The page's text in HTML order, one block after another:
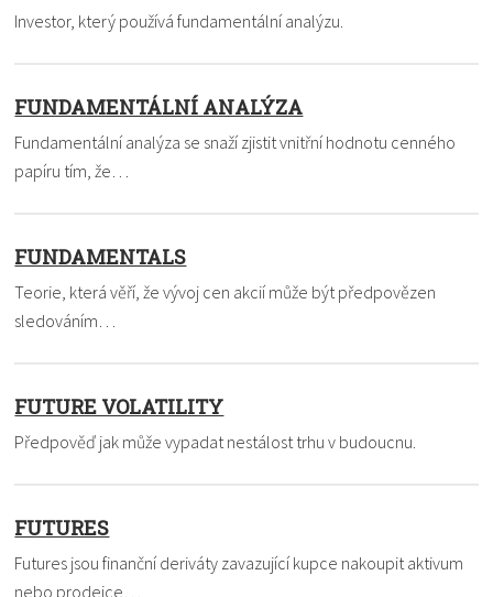
Investor, který používá fundamentální analýzu.
FUNDAMENTÁLNÍ ANALÝZA
Fundamentální analýza se snaží zjistit vnitřní hodnotu cenného
papíru tím, že…
FUNDAMENTALS
Teorie, která věří, že vývoj cen akcií může být předpovězen
sledováním…
FUTURE VOLATILITY
Předpověď jak může vypadat nestálost trhu v budoucnu.
FUTURES
Futures jsou finanční deriváty zavazující kupce nakoupit aktivum
nebo prodejce…